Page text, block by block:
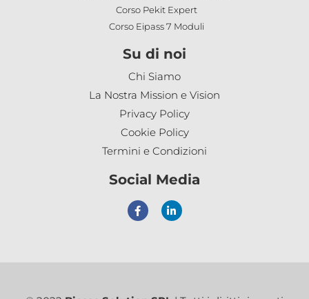
Corso Pekit Expert
Corso Eipass 7 Moduli
Su di noi
Chi Siamo
La Nostra Mission e Vision
Privacy Policy
Cookie Policy
Termini e Condizioni
Social Media